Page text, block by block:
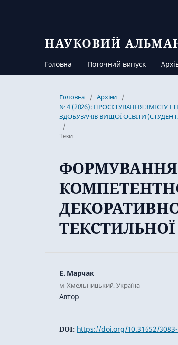
НАУКОВИЙ
Головна Поточний випуск
Головна / Архіви
/
№ 4 (2026): ПРОЄКТУВАННЯ ЗМІСТУ
ЗДОБУВАЧІВ ВИЩОЇ ОСВІТИ
/
Тези
ФОРМУВАННЯ
Е. Марчак
м. Хмельницький, Україна
Автор
DOI: https://doi.org/10.31652/3083-